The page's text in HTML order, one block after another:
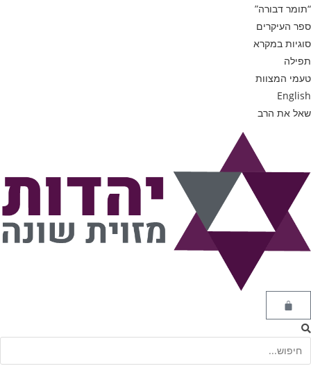
“תומר דבורה”
ספר העיקרים
סוגיות במקרא
תפילה
טעמי המצוות
English
שאל את הרב